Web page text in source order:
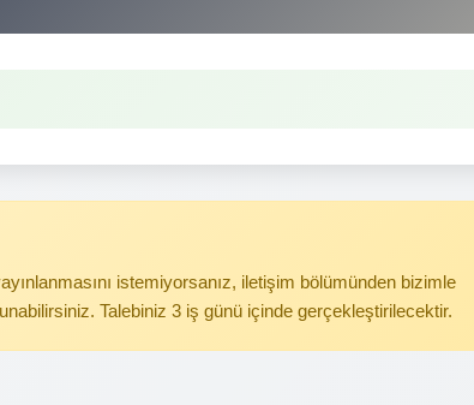
istemiyorsanız, iletişim bölümünden bizimle
Talebiniz 3 iş günü içinde gerçekleştirilecektir.